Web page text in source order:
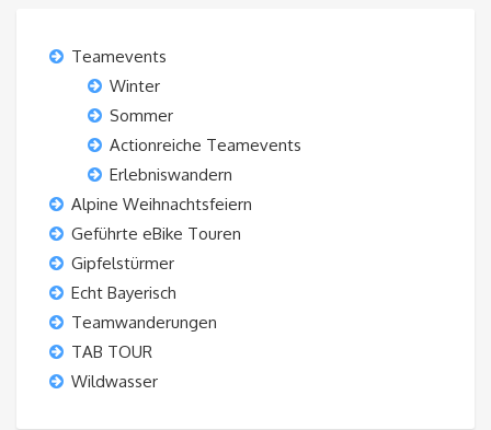
Teamevents
Winter
Sommer
Actionreiche Teamevents
Erlebniswandern
Alpine Weihnachtsfeiern
Geführte eBike Touren
Gipfelstürmer
Echt Bayerisch
Teamwanderungen
TAB TOUR
Wildwasser